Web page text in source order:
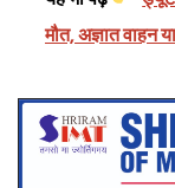
मौत, अज्ञात वाहन